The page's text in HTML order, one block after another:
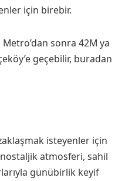
için birebir.
Metro’dan sonra 42M ya
geçebilir, buradan
isteyenler için
atmosferi, sahil
günübirlik keyif